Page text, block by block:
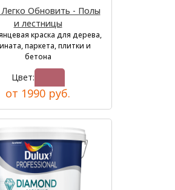
Легко Обновить - Полы
и лестницы
краска для дерева,
паркета, плитки и
бетона
Цвет:
от 1990 руб.